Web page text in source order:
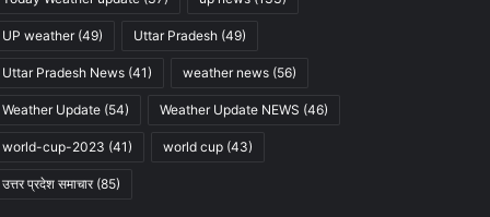
UP weather(49) Uttar Pradesh(49)
Uttar Pradesh News(41) weather news(56)
Weather Update(54) Weather Update NEWS (46)
world-cup-2023 (41) world cup(43)
उत्तर प्रदेश समाचार(85)